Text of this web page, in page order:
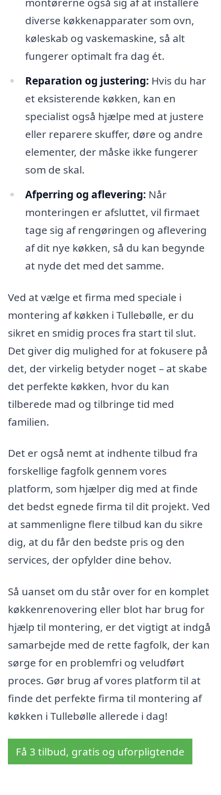
diverse køkkenapparater som ovn,
køleskab og vaskemaskine, så alt
fungerer optimalt fra dag ét.
Reparation og justering: Hvis du har
et eksisterende køkken, kan en
specialist også hjælpe med at justere
eller reparere skuffer, døre og andre
elementer, der måske ikke fungerer
som de skal.
Afperring og aflevering: Når
monteringen er afsluttet, vil firmaet
tage sig af rengøringen og aflevering
af dit nye køkken, så du kan begynde
at nyde det med det samme.
Ved at vælge et firma med speciale i
montering af køkken i Tullebølle, er du
sikret en smidig proces fra start til slut.
Det giver dig mulighed for at fokusere på
det, der virkelig betyder noget – at skabe
det perfekte køkken, hvor du kan
tilberede mad og tilbringe tid med
familien.
Det er også nemt at indhente tilbud fra
forskellige fagfolk gennem vores
platform, som hjælper dig med at finde
det bedst egnede firma til dit projekt. Ved
at sammenligne flere tilbud kan du sikre
dig, at du får den bedste pris og den
services, der opfylder dine behov.
Så uanset om du står over for en komplet
køkkenrenovering eller blot har brug for
hjælp til montering, er det vigtigt at indgå
samarbejde med de rette fagfolk, der kan
sørge for en problemfri og veludført
proces. Gør brug af vores platform til at
finde det perfekte firma til montering af
køkken i Tullebølle allerede i dag!
Få 3 tilbud, gratis og uforpligtende